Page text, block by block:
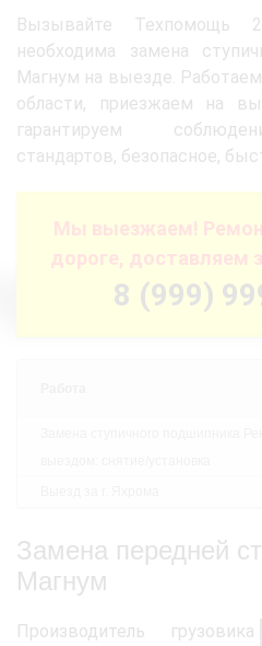
Вызывайте Техпомощь
необходима замена
Магнум на выезде.
области, приезжаем на
гарантируем
стандартов, безопасное,
Мы выезжаем!
дороге, доставляем
8 (999)
Замена передней
Магнум
Производитель грузовика